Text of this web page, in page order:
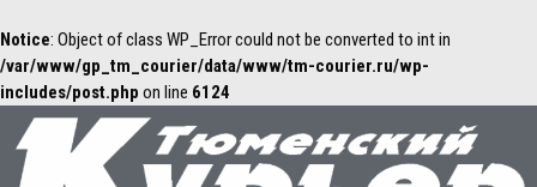
Notice: Object of class WP_Error could not be converted to int in
/var/www/gp_tm_courier/data/www/tm-courier.ru/wp-
includes/post.php on line 6124